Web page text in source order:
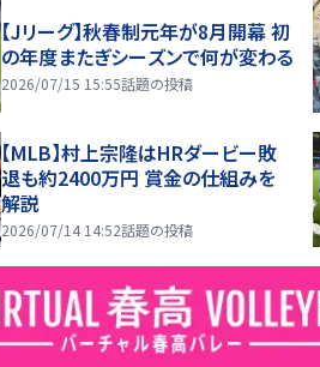
【Jリーグ】秋春制元年が8月開幕 初
の年度またぎシーズンで何が変わる
2026/07/15 15:55話題の投稿
【MLB】村上宗隆はHRダービー敗
退も約2400万円 賞金の仕組みを
解説
2026/07/14 14:52話題の投稿